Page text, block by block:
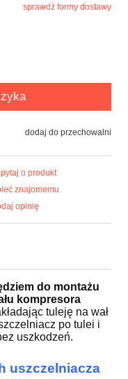
płatności
sprawdź formy dostawy
dodaj do przechowalni
o produkt
znajomemu
opinię
do montażu
kompresora
tuleję na wał
po tulei i
uszkodzeń.
uszczelniacza